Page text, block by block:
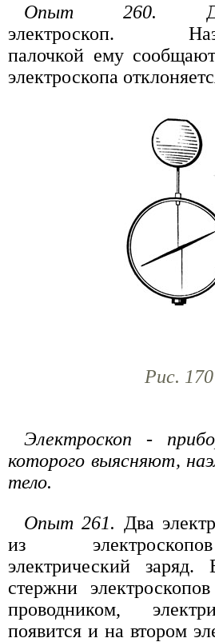
Опыт 260.
электроскоп.
палочкой ему
электроскопа
Рис. 170
Электроскоп -
которого выясняют,
тело.
Опыт 261. Два
из
электрический заряд.
стержни
проводником,
появится и на втором